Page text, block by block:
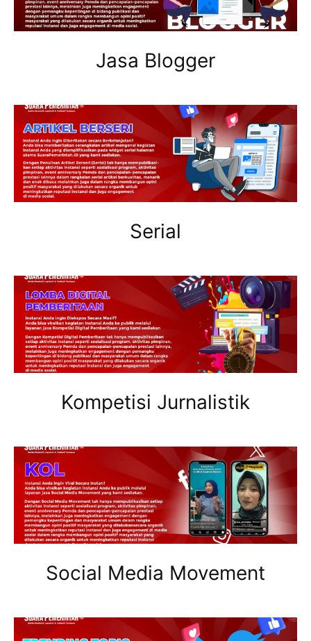
Jasa Blogger
Serial
Kompetisi Jurnalistik
Social Media Movement